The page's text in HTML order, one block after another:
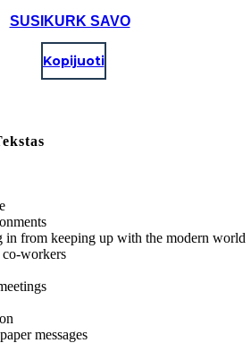
SUSIKURK SAVO
Kopijuoti
in from keeping up with the modern world
workers
messages